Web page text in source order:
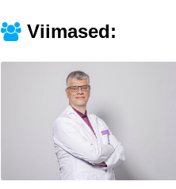
Viimased: